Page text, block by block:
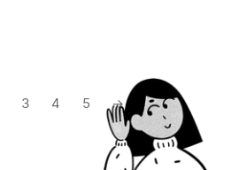
3 4 5 →